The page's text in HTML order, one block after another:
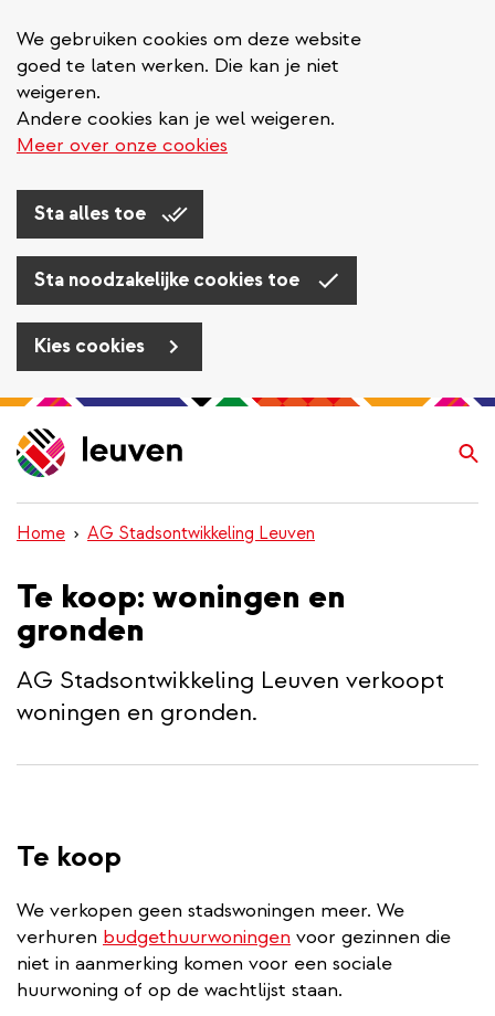
We gebruiken cookies om deze website
goed te laten werken. Die kan je niet
weigeren.
Andere cookies kan je wel weigeren.
Meer over onze cookies
Sta alles toe
Sta noodzakelijke cookies toe
Kies cookies
Overslaan
en
naar
inhoud
gaan
Home AG Stadsontwikkeling Leuven
Te koop: woningen en
gronden
AG Stadsontwikkeling Leuven verkoopt
woningen en gronden.
Te koop
We verkopen geen stadswoningen meer. We
verhuren budgethuurwoningen voor gezinnen die
niet in aanmerking komen voor een sociale
huurwoning of op de wachtlijst staan.